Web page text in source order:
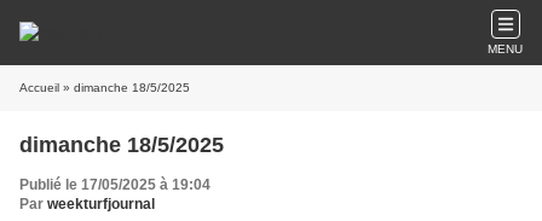
MENU
Accueil » dimanche 18/5/2025
dimanche 18/5/2025
Publié le 17/05/2025 à 19:04
Par weekturfjournal